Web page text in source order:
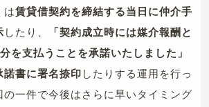
は賃貸借契約を締結する当日に仲介手
したり、
「契約成立時には媒介報酬と
を支払うことを承諾いたしました」
諾書に署名捺印 したりする運用を行っ
一件で今後はさらに早いタイミング